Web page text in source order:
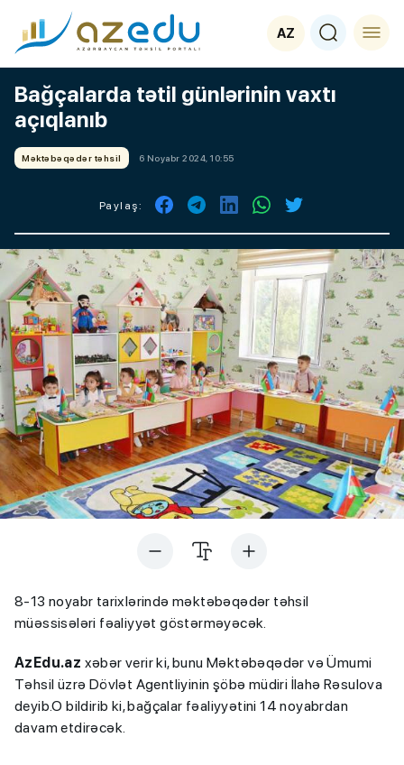
AZ
Bağçalarda tətil günlərinin vaxtı
açıqlanıb
Məktəbəqədər təhsil 6 Noyabr 2024, 10:55
Paylaş:
8-13 noyabr tarixlərində məktəbəqədər təhsil
müəssisələri fəaliyyət göstərməyəcək.
AzEdu.az xəbər verir ki, bunu Məktəbəqədər və Ümumi
Təhsil üzrə Dövlət Agentliyinin şöbə müdiri İlahə Rəsulova
deyib.O bildirib ki, bağçalar fəaliyyətini 14 noyabrdan
davam etdirəcək.